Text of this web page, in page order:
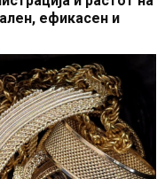
ефикасен и